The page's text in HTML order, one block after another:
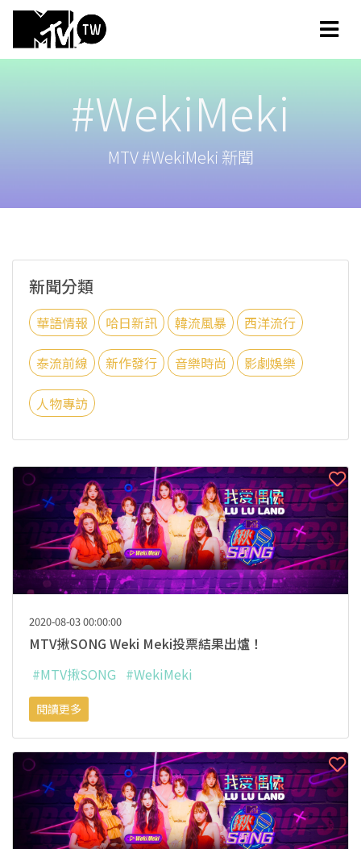
#WekiMeki
MTV #WekiMeki 新聞
新聞分類
華語情報 哈日新訊 韓流風暴 西洋流行
泰流前線 新作發行 音樂時尚 影劇娛樂
人物專訪
2020-08-03 00:00:00
MTV揪SONG Weki Meki投票結果出爐！
#MTV揪SONG #WekiMeki
閱讀更多